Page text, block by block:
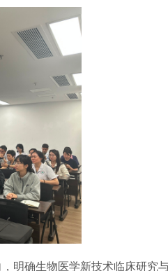
明确生物医学新技术临床研究